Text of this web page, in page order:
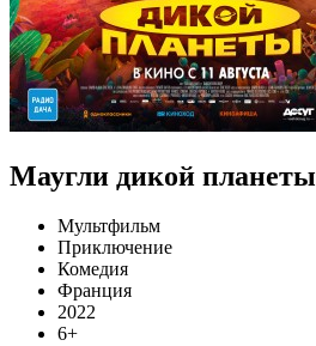
Маугли дикой планеты
Мультфильм
Приключение
Комедия
Франция
2022
6+